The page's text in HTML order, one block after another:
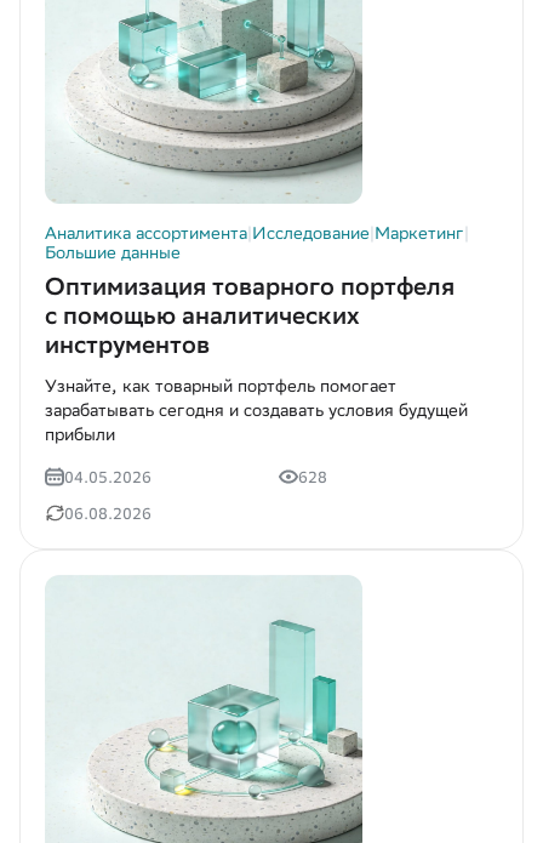
Аналитика ассортимента Исследование Маркетинг
Большие данные
Оптимизация товарного портфеля
с помощью аналитических
инструментов
Узнайте, как товарный портфель помогает
зарабатывать сегодня и создавать условия будущей
прибыли
04.05.2026
628
06.08.2026